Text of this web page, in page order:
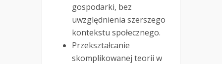
gospodarki, bez
uwzględnienia szerszego
kontekstu społecznego.
Przekształcanie
skomplikowanej teorii w